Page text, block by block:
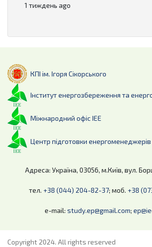
1 тиждень ago
КПІ ім. Ігоря Сікорського
Інститут енергозбереження та
Міжнародний офіс ІЕЕ
Центр підготовки енергоменеджерів
Адреса: Україна, 03056, м.Київ, вул.
тел. +38 (044) 204-82-37; моб. +38
e-mail: study.ep@gmail.com;
Copyright 2024. All rights reserved